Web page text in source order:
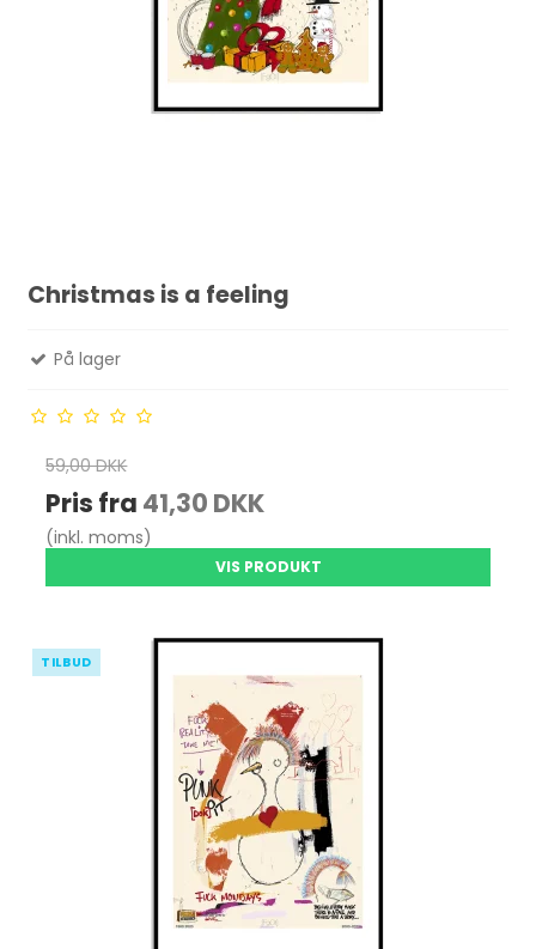
Christmas is a feeling
På lager
59,00 DKK
Pris fra 41,30 DKK
(inkl. moms)
VIS PRODUKT
TILBUD